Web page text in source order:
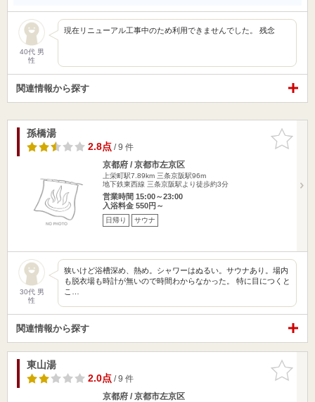
40代 男
性
現在リニューアル工事中のため利用できませんでした。 残念
関連情報から探す
お気に入
りに追加
孫橋湯
2.8点/ 9 件
京都府 / 京都市左京区
上栄町駅7.89km 三条京阪駅96m
地下鉄東西線 三条京阪駅より徒歩約3分
営業時間 15:00～23:00
入浴料金 550円～
日帰り サウナ
30代 男
性
狭いけど浴槽深め、熱め。シャワーはぬるい。サウナあり。場内
も脱衣場も時計が無いので時間わからなかった。 特に目につくと
こ…
関連情報から探す
お気に入
りに追加
東山湯
2.0点/ 9 件
京都府 / 京都市左京区